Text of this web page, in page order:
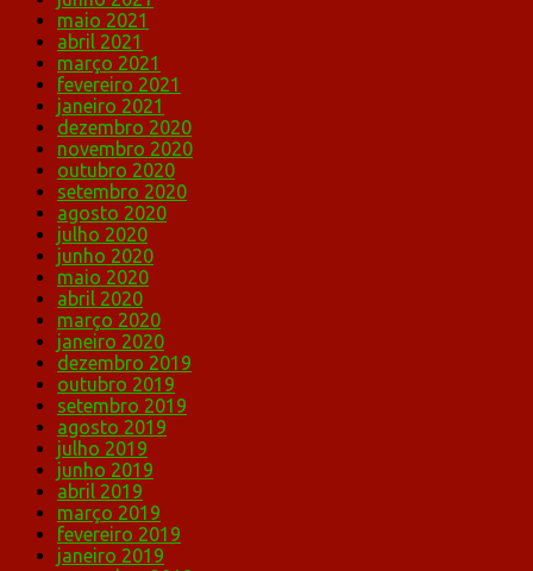
maio 2021
abril 2021
março 2021
fevereiro 2021
janeiro 2021
dezembro 2020
novembro 2020
outubro 2020
setembro 2020
agosto 2020
julho 2020
junho 2020
maio 2020
abril 2020
março 2020
janeiro 2020
dezembro 2019
outubro 2019
setembro 2019
agosto 2019
julho 2019
junho 2019
abril 2019
março 2019
fevereiro 2019
janeiro 2019